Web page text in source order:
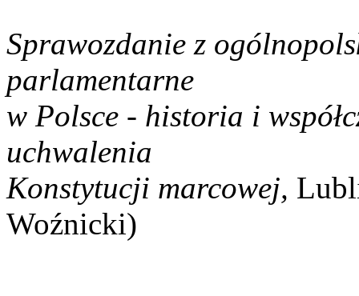
Sprawozdanie z
parlamentarne
w Polsce - historia i
uchwalenia
Konstytucji marcowej,
Woźnicki)